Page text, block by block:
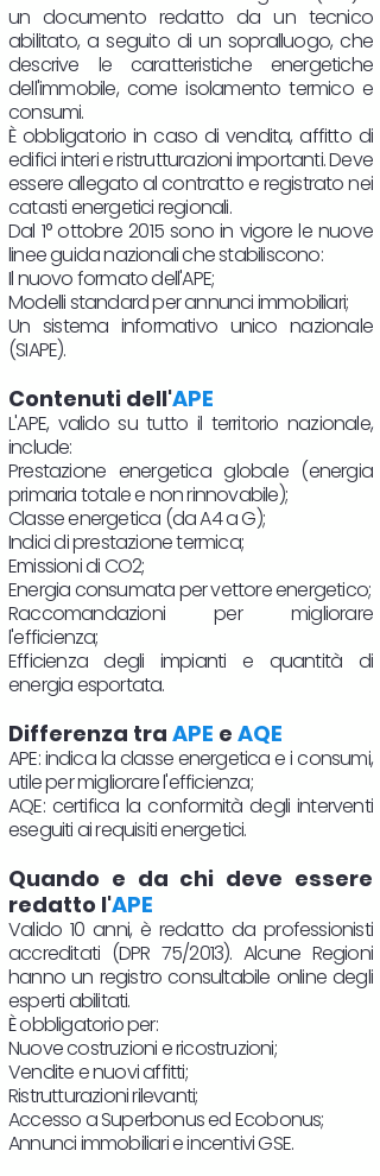
un documento redatto da un tecnico
abilitato, a seguito di un sopralluogo, che
descrive le caratteristiche energetiche
dell'immobile, come isolamento termico e
consumi.
È obbligatorio in caso di vendita, affitto di
edifici interi e ristrutturazioni importanti. Deve
essere allegato al contratto e registrato nei
catasti energetici regionali.
Dal 1° ottobre 2015 sono in vigore le nuove
linee guida nazionali che stabiliscono:
Il nuovo formato dell'APE;
Modelli standard per annunci immobiliari;
Un sistema informativo unico nazionale
(SIAPE).
Contenuti dell'APE
L'APE, valido su tutto il territorio nazionale,
include:
Prestazione energetica globale (energia
primaria totale e non rinnovabile);
Classe energetica (da A4 a G);
Indici di prestazione termica;
Emissioni di CO2;
Energia consumata per vettore energetico;
Raccomandazioni per migliorare
l'efficienza;
Efficienza degli impianti e quantità di
energia esportata.
Differenza tra APE e AQE
APE: indica la classe energetica e i consumi,
utile per migliorare l'efficienza;
AQE: certifica la conformità degli interventi
eseguiti ai requisiti energetici.
Quando e da chi deve essere
redatto l'APE
Valido 10 anni, è redatto da professionisti
accreditati (DPR 75/2013). Alcune Regioni
hanno un registro consultabile online degli
esperti abilitati.
È obbligatorio per:
Nuove costruzioni e ricostruzioni;
Vendite e nuovi affitti;
Ristrutturazioni rilevanti;
Accesso a Superbonus ed Ecobonus;
Annunci immobiliari e incentivi GSE.